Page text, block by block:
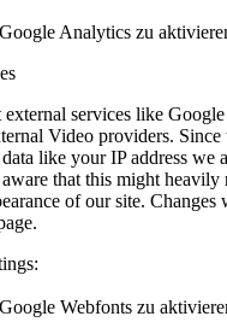
Analytics zu
services like
Video providers. Since
like your IP address
that this might heavily
of our site. Changes
Webfonts zu